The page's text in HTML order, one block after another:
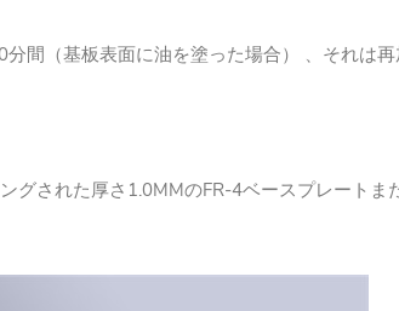
間（基板表面に油を塗った場合） 、それは
グされた厚さ1.0MMのFR-4ベースプレート